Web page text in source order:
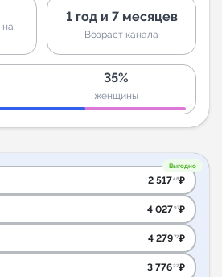
на
1 год и 7 месяцев
Возраст канала
35%
женщины
Выгодно
2 517.48₽
4 027.97₽
4 279.72₽
3 776.22₽